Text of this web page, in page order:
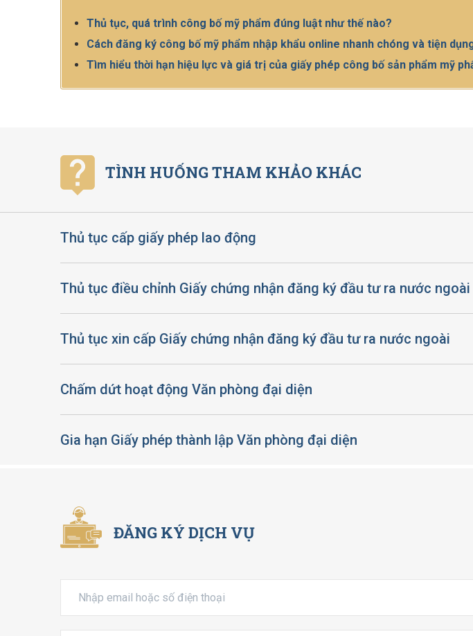
Thủ tục, quá trình công bố mỹ phẩm đúng luật như thế nào?
Cách đăng ký công bố mỹ phẩm nhập khẩu online nhanh chóng và tiện
Tìm hiểu thời hạn hiệu lực và giá trị của giấy phép công bố sản phẩm mỹ
TÌNH HUỐNG THAM KHẢO KHÁC
Thủ tục cấp giấy phép lao động
Thủ tục điều chỉnh Giấy chứng nhận đăng ký đầu tư ra nước ngoài
Thủ tục xin cấp Giấy chứng nhận đăng ký đầu tư ra nước ngoài
Chấm dứt hoạt động Văn phòng đại diện
Gia hạn Giấy phép thành lập Văn phòng đại diện
ĐĂNG KÝ DỊCH VỤ